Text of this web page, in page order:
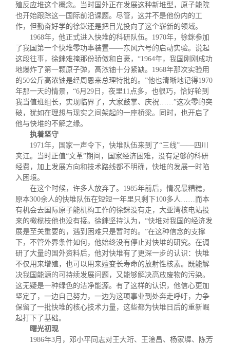
联系我们
殖反应堆这个概念。当时国外正在发展这种新堆型，原子能院
也开始跟踪这一国际前沿课题。尽管，这并不是他份内的工
作，但勤奋好学的徐銤还是把目光投向了这个崭新的领域。
1968年，他正式进入快堆的科研队伍。1970年，徐銤参加
了我国第一个快堆零功率装置——东风六号的启动实验。说起
这段往事，徐銤难掩那份骄傲和自豪，“1964年，我国刚刚成功
地爆炸了第一颗原子弹，高浓铀十分紧缺。1968年那次实验用
的50公斤高浓铀是经周恩来总理特批的。”他也清晰地记得1970
年那一天的情景，“6月29日，夜里11点多，也很巧，恰好轮到
我当值班组长，实现临界了，大家鼓掌、庆祝……”这次零的突
破，犹如在理想与现实之间架起的一座桥梁。同时，也开启了
他与快堆的不解之缘。
执着坚守
1971年，国家一声令下，快堆队伍来到了“三线”——四川
夹江。当时正值“文革”期间，国家经济困难，没有足够的科研
经费，加上发展方向和技术路线都不明确，快堆的发展一时陷
入困境。
在这个时候，许多人放弃了。1985年前后，情况最糟糕，
原本300余人的快堆队伍在短短一年里只剩下100多人……而本
有机会去国际原子能机构工作的徐銤没有走，大亚湾核电站投
来的橄榄枝他也没有接。徐銤坚持认为，“快堆对我国的经济发
展是至关重要的，遇到困难只是暂时的。”在这种信念的支撑
下，不管外界条件如何，他始终没有停止对快堆的研究。在调
研了大量的国外资料后，他对快堆有了更深一步的认识：快堆
不仅用来增殖，也可以用来嬗变长寿命的放射性核素。既能解
决我国能源的可持续发展问题，又能够解决高放废物的污染。
这无疑是一种绿色的洁净能源。有了这样的认识，他信心更加
坚定了，一边自己努力，一边为这项事业到处奔走呼吁，力争
保留了一批快堆的核心技术力量，这些都为快堆日后的重新崛
起打下了基础。
曙光初现
1986年3月，邓小平同志对王大珩、王淦昌、杨家墀、陈芳